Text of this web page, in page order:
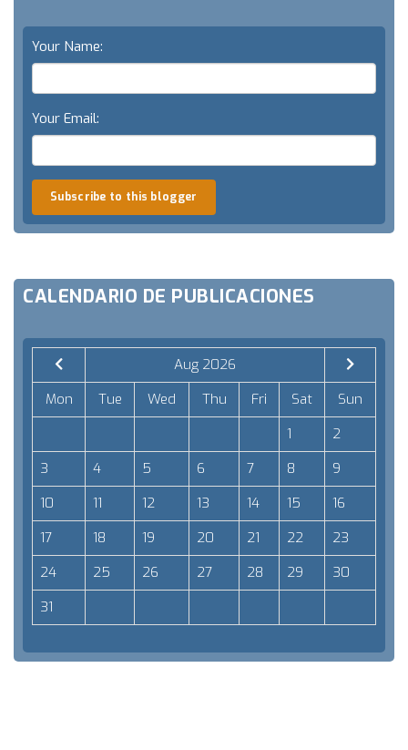
Your Name:
Your Email:
Subscribe to this blogger
CALENDARIO DE PUBLICACIONES
Aug 2026
Mon
Tue Wed Thu Fri Sat
Sun
1
2
3
4 5 6 7 8
9
10
11 12 13 14 15
16
17
18 19 20 21 22
23
24
25 26 27 28 29
30
31